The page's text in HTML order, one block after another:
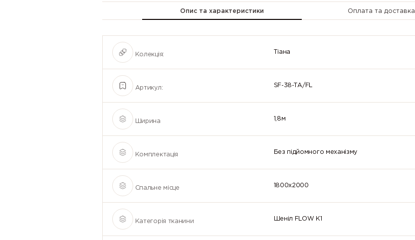
Опис та характеристики Оплата та доставка
Колекція: Тіана
Артикул: SF-38-TА/FL
Ширина 1,8м
Комплектація Без підйомного механізму
Спальне місце 1800х2000
Категорія тканини Шеніл FLOW К1